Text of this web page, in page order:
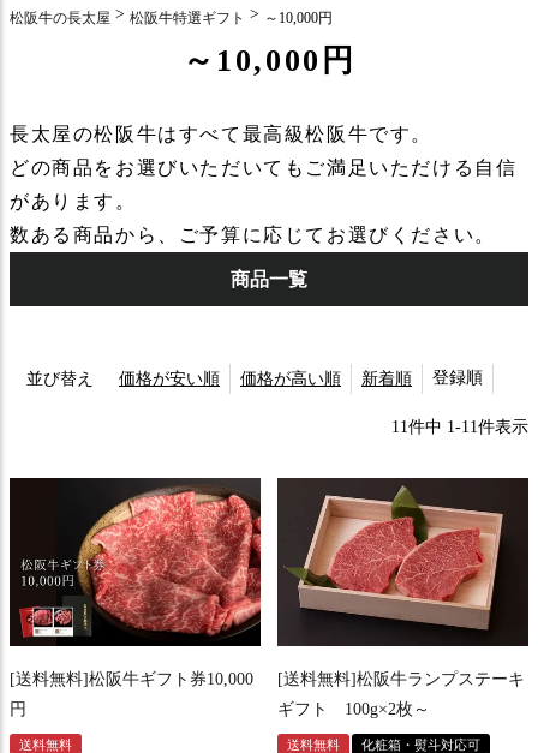
松阪牛の長太屋 松阪牛特選ギフト ～10,000円
～10,000円
長太屋の松阪牛はすべて最高級松阪牛です。
どの商品をお選びいただいてもご満足いただける自信
があります。
数ある商品から、ご予算に応じてお選びください。
商品一覧
並び替え 価格が安い順 価格が高い順 新着順 登録順
11件中 1-11件表示
[送料無料]松阪牛ギフト券10,000
円
送料無料
[送料無料]松阪牛ランプステーキ
ギフト 100g×2枚～
送料無料 化粧箱・熨斗対応可